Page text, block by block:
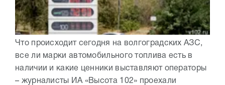
Что происходит сегодня на волгоградских АЗС,
все ли марки автомобильного топлива есть в
наличии и какие ценники выставляют операторы
– журналисты ИА «Высота 102» проехали